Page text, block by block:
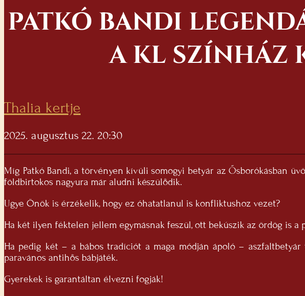
PATKÓ BANDI
A KL SZÍNHÁZ
Thalia kertje
2025. augusztus 22. 20:30
Míg Patkó Bandi, a törvényen kívüli somogyi betyár az Ősborókásban
földbirtokos nagyura már aludni készülődik.
​Ugye Önök is érzékelik, hogy ez óhatatlanul is konfliktushoz vezet?
Ha két ilyen féktelen jellem egymásnak feszül, ott bekúszik az ördög is a
Ha pedig két – a bábos tradíciót a maga módján ápoló –
paravános antihős bábjáték.
Gyerekek is garantáltan élvezni fogják!